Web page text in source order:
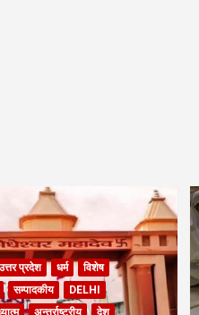
प्रदेश धर्म
विशेष
सम्पादकीय
DELHI
अन्तर्राष्ट्रीय
देश